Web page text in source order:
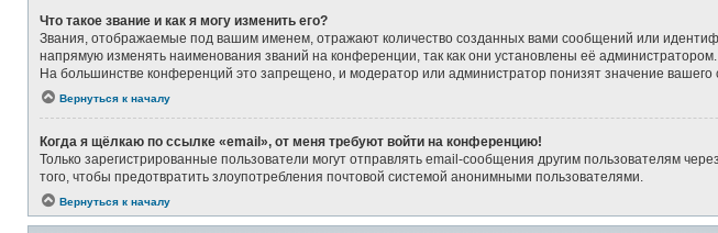
Что такое звание и как я могу изменить его?
Звания, отображаемые под вашим именем, отражают количество созданных вами сообщений или
напрямую изменять наименования званий на конференции, так как они установлены её
На большинстве конференций это запрещено, и модератор или администратор понизят значение вашего
Вернуться к началу
Когда я щёлкаю по ссылке «email», от меня требуют войти на конференцию!
Только зарегистрированные пользователи могут отправлять email-сообщения другим пользователям
того, чтобы предотвратить злоупотребления почтовой системой анонимными пользователями.
Вернуться к началу